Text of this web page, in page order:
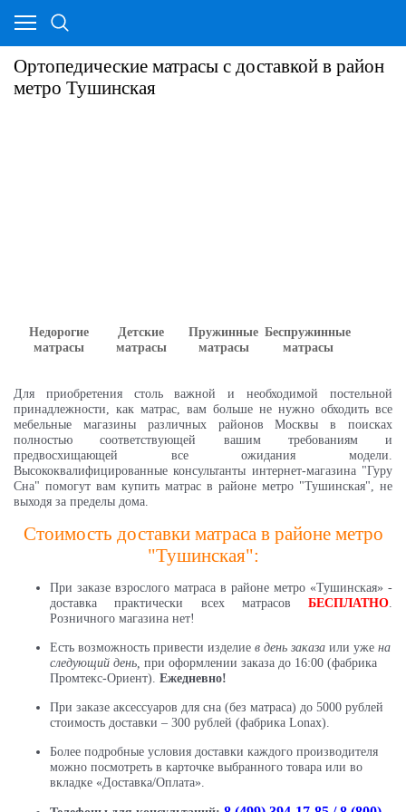
Ортопедические матрасы с доставкой в район
метро Тушинская
Недорогие
матрасы
Детские
матрасы
Пружинные
матрасы
Беспружинные
матрасы
Для приобретения столь важной и необходимой постельной
принадлежности, как матрас, вам больше не нужно обходить все
мебельные магазины различных районов Москвы в поисках
полностью соответствующей вашим требованиям и
предвосхищающей все ожидания модели.
Высококвалифицированные консультанты интернет-магазина "Гуру
Сна" помогут вам купить матрас в районе метро "Тушинская", не
выходя за пределы дома.
Стоимость доставки матраса в районе метро
"Тушинская":
При заказе взрослого матраса в районе метро «Тушинская» -
доставка практически всех матрасов БЕСПЛАТНО.
Розничного магазина нет!
Есть возможность привести изделие в день заказа или уже на
следующий день, при оформлении заказа до 16:00 (фабрика
Промтекс-Ориент). Ежедневно!
При заказе аксессуаров для сна (без матраса) до 5000 рублей
стоимость доставки – 300 рублей (фабрика Lonax).
Более подробные условия доставки каждого производителя
можно посмотреть в карточке выбранного товара или во
вкладке «Доставка/Оплата».